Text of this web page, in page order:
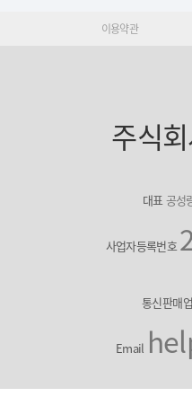
이용약관
주식
대표공성
사업자등록번호
통신판매업
Email